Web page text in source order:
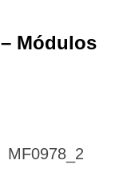
Módulos
MF0978_2